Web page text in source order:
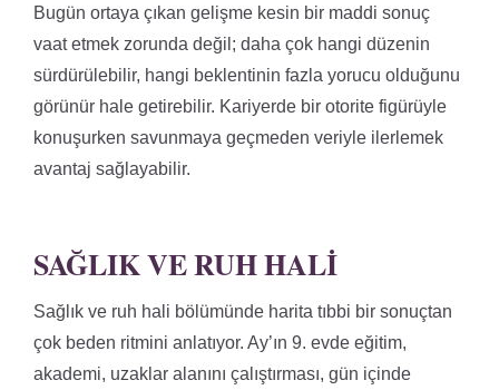
Bugün ortaya çıkan gelişme kesin bir maddi sonuç
vaat etmek zorunda değil; daha çok hangi düzenin
sürdürülebilir, hangi beklentinin fazla yorucu olduğunu
görünür hale getirebilir. Kariyerde bir otorite figürüyle
konuşurken savunmaya geçmeden veriyle ilerlemek
avantaj sağlayabilir.
SAĞLIK VE RUH HALI
Sağlık ve ruh hali bölümünde harita tıbbi bir sonuçtan
çok beden ritmini anlatıyor. Ay’ın 9. evde eğitim,
akademi, uzaklar alanını çalıştırması, gün içinde